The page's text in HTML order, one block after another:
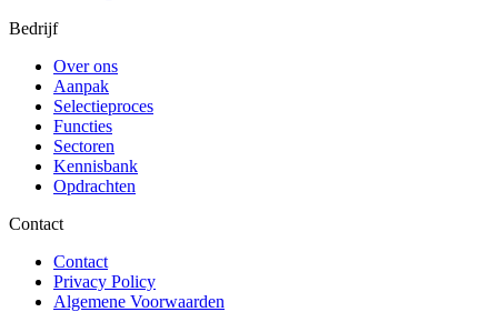
Bedrijf
Over ons
Aanpak
Selectieproces
Functies
Sectoren
Kennisbank
Opdrachten
Contact
Contact
Privacy Policy
Algemene Voorwaarden